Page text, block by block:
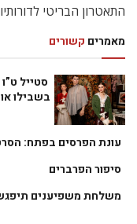
התאטרון הבריטי
מאמרים קשורים
סטייל
בשבילו
עונת הפרסים בפתח:
סיפור הפרברים
משלחת משפיענים